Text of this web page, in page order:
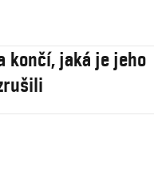
končí, jaká je jeho